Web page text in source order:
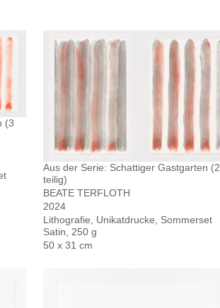
(3
Aus der Serie: Schattiger Gastgarten (2
teilig)
BEATE TERFLOTH
2024
Lithografie, Unikatdrucke, Sommerset
Satin, 250 g
50 x 31 cm